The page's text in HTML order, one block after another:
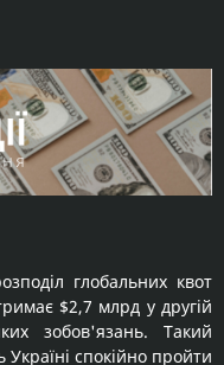
глобальних квот
$2,7 млрд у другій
зобов'язань. Такий
спокійно пройти